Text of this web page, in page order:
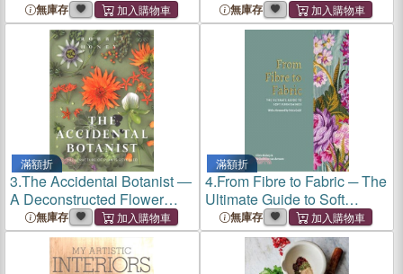
無庫存 無庫存
滿額折
3.The Accidental Botanist ―
A Deconstructed Flower
Book無庫存
滿額折
4.From Fibre to Fabric ─ The
Ultimate Guide to Soft
Furnishings
無庫存